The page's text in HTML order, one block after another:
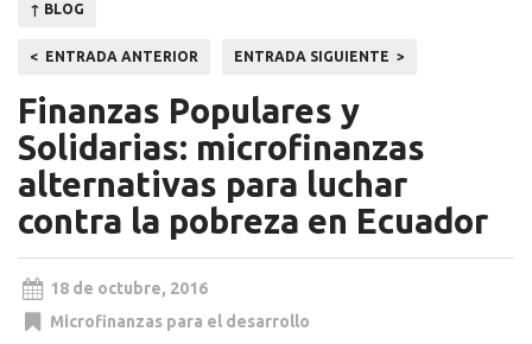
↑ BLOG
Navegación
de
entradas
ENTRADA ANTERIOR ENTRADA SIGUIENTE
Finanzas Populares y
Solidarias: microfinanzas
alternativas para luchar
contra la pobreza en Ecuador
18 de octubre, 2016
Microfinanzas para el desarrollo